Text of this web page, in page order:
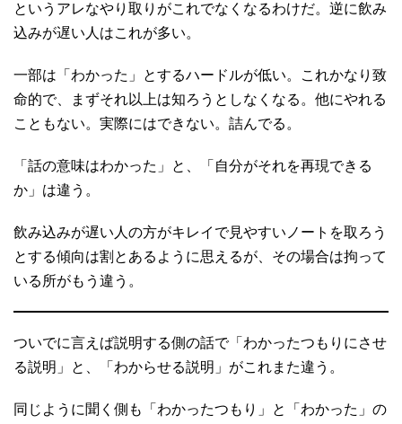
というアレなやり取りがこれでなくなるわけだ。逆に飲み
込みが遅い人はこれが多い。
一部は「わかった」とするハードルが低い。これかなり致
命的で、まずそれ以上は知ろうとしなくなる。他にやれる
こともない。実際にはできない。詰んでる。
「話の意味はわかった」と、「自分がそれを再現できる
か」は違う。
飲み込みが遅い人の方がキレイで見やすいノートを取ろう
とする傾向は割とあるように思えるが、その場合は拘って
いる所がもう違う。
ついでに言えば説明する側の話で「わかったつもりにさせ
る説明」と、「わからせる説明」がこれまた違う。
同じように聞く側も「わかったつもり」と「わかった」の